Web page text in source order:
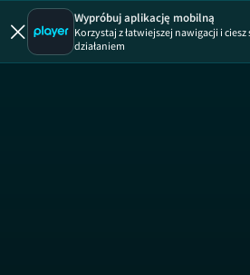
Wypróbuj aplikację mobilną
Korzystaj z łatwiejszej nawigacji i ciesz
działaniem